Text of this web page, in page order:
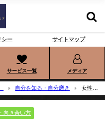
シー サイトマップ
サービス一覧 メディア
自分を知る・自分磨き
女性と
向き合い方